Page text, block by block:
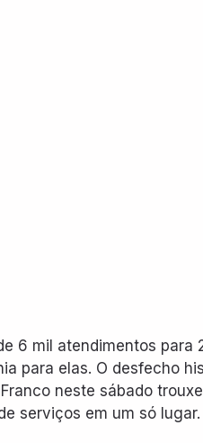
6 mil atendimentos
para elas. O desfecho
neste sábado
serviços em um só lugar.